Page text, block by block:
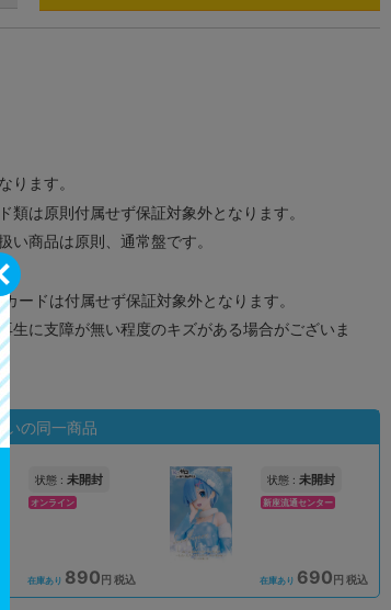
ります。
は原則付属せず保証対象外となります。
商品は原則、通常盤です。
ードは付属せず保証対象外となります。
生に支障が無い程度のキズがある場合がございま
いの同一商品
状態 : 未開封
オンライン
在庫あり 890円 税込
状態 : 未開封
新座流通センター
在庫あり 690円 税込